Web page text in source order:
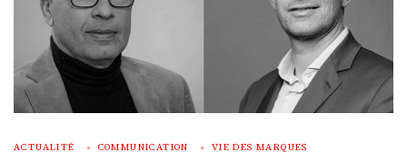
ACTUALITÉ COMMUNICATION VIE DES MARQUES